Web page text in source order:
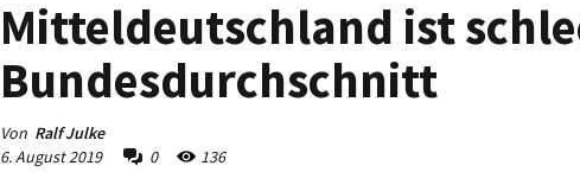
Mitteldeutschland ist
Bundesdurchschnitt
Von Ralf Julke
6. August 2019
0 136